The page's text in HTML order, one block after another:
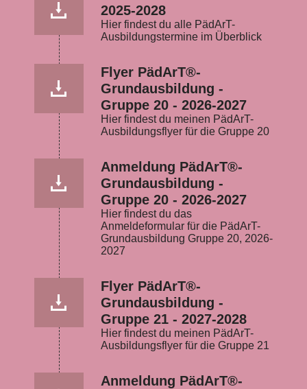
2025-2028
Hier findest du alle PädArT-
Ausbildungstermine im Überblick
Flyer PädArT®-
Grundausbildung -
Gruppe 20 - 2026-2027
Hier findest du meinen PädArT-
Ausbildungsflyer für die Gruppe 20
Anmeldung PädArT®-
Grundausbildung -
Gruppe 20 - 2026-2027
Hier findest du das
Anmeldeformular für die PädArT-
Grundausbildung Gruppe 20, 2026-
2027
Flyer PädArT®-
Grundausbildung -
Gruppe 21 - 2027-2028
Hier findest du meinen PädArT-
Ausbildungsflyer für die Gruppe 21
Anmeldung PädArT®-